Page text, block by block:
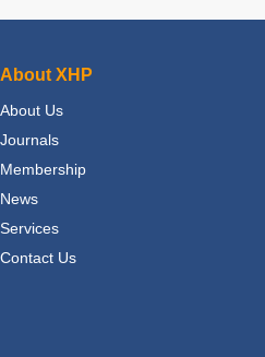
About XHP
About Us
Journals
Membership
News
Services
Contact Us